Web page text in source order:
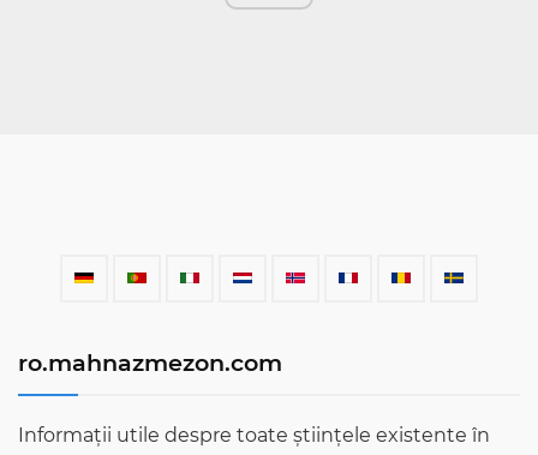
ro.mahnazmezon.com
Informații utile despre toate științele existente în